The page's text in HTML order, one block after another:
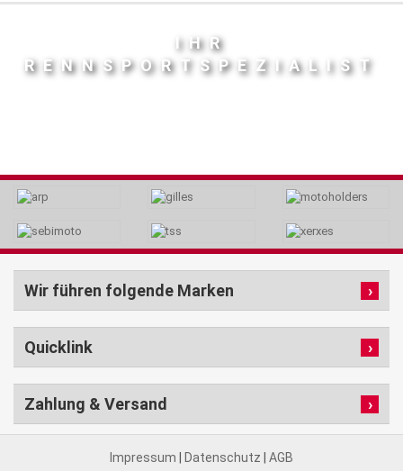
IHR
RENNSPORTSPEZIALIST
Wir führen folgende Marken
Quicklink
Zahlung & Versand
Impressum Datenschutz AGB